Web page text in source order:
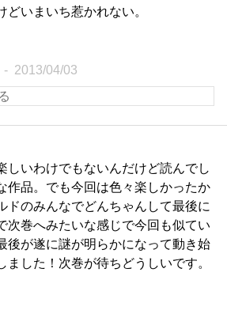
どいまいち惹かれない。
2013/04/03
しいわけでもないんだけど読んでし
作品。でも今回は色々楽しかったか
ドのみんなでどんちゃんして最後に
次巻へみたいな感じで今回も似てい
後が遂に謎が明らかになって動き始
ました！次巻が待ちどうしいです。